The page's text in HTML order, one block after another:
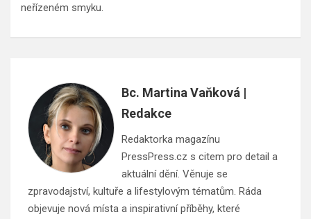
neřízeném smyku.
Bc. Martina Vaňková |
Redakce
Redaktorka magazínu
PressPress.cz s citem pro detail a
aktuální dění. Věnuje se
zpravodajství, kultuře a lifestylovým tématům. Ráda
objevuje nová místa a inspirativní příběhy, které